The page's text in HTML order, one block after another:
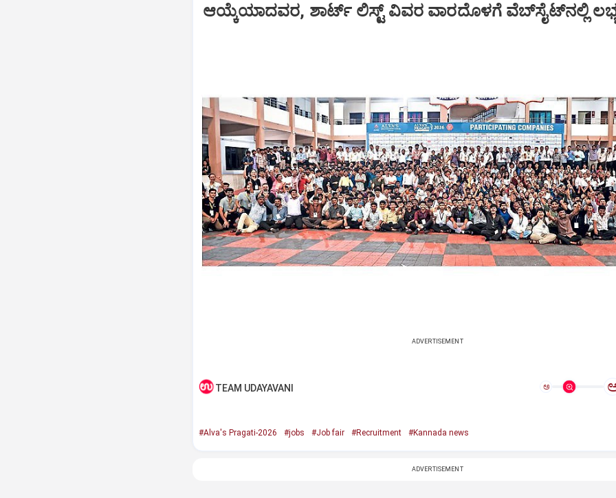
ಆಯ್ಕೆಯಾದವರ, ಶಾರ್ಟ್‌ ಲಿಸ್ಟ್‌ ವಿವರ ವಾರದೊಳಗೆ ವೆಬ್‌ಸೈಟ್‌ನಲ್ಲಿ
ADVERTISEMENT
TEAM UDAYAVANI ಅ
#Alva's Pragati-2026 #jobs #Job fair #Recruitment #Kannada news
ADVERTISEMENT